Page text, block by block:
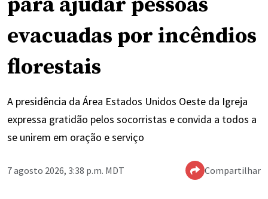
evacuadas por incêndios
florestais
A presidência da Área Estados Unidos Oeste da Igreja
expressa gratidão pelos socorristas e convida a todos a
se unirem em oração e serviço
7 agosto 2026, 3:38 p.m. MDT Compartilhar